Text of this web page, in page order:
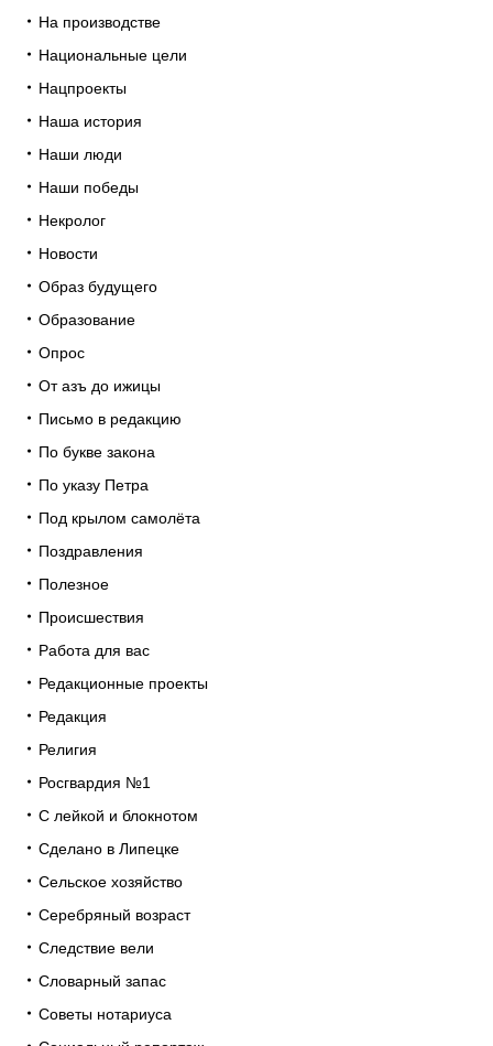
На производстве
Национальные цели
Нацпроекты
Наша история
Наши люди
Наши победы
Некролог
Новости
Образ будущего
Образование
Опрос
От азъ до ижицы
Письмо в редакцию
По букве закона
По указу Петра
Под крылом самолёта
Поздравления
Полезное
Происшествия
Работа для вас
Редакционные проекты
Редакция
Религия
Росгвардия №1
С лейкой и блокнотом
Сделано в Липецке
Сельское хозяйство
Серебряный возраст
Следствие вели
Словарный запас
Советы нотариуса